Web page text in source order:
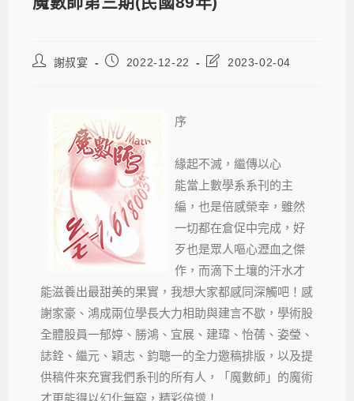
謝叔宴 2022-12-22 2023-02-04
序
緣起不滅，繼傳以心
能當上數學系系刊的主
編，也是倍感榮幸，雖然
一切都在倉促中完成，好
歹也是眾人嘔心瀝血之傑
作，而滴下土壤的汗水才
能滋養出最甜美的果實，我想大家都感同深觸吧！感
謝家豪、鴻成兩位學長大力相助與建言不歇，學術股
全體股員一郁婷、勝鴻、宜展、建瑋、怡蒨、姿瑩、
誌銓、繼元、穎志、鈞聰一的全力邀稿排版，以及提
供稿件來充實我們系刊的所有人，「魔數師」的魔術
才更能得以幻化無窮，精彩倍增！